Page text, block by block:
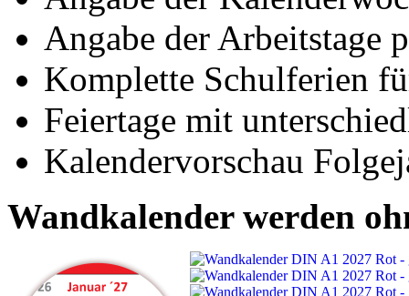
Angabe der Arbeitstage
Komplette Schulferien
Feiertage mit
Kalendervorschau
Wandkalender werden